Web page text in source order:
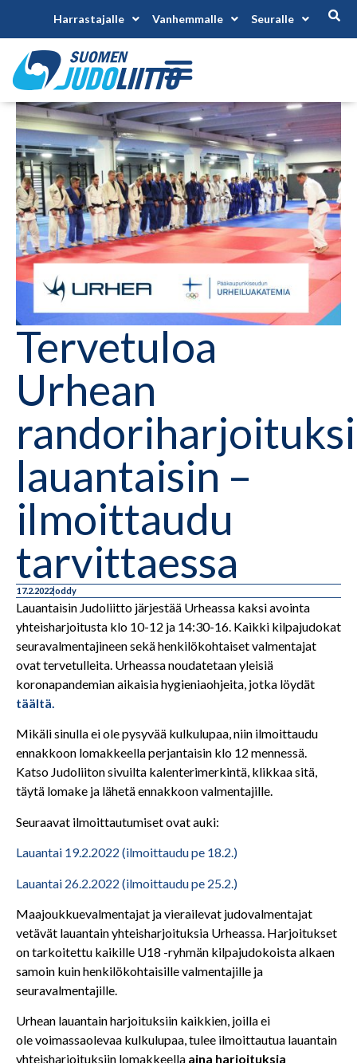
Harrastajalle Vanhemmalle Seuralle
Tervetuloa
Urhean
lauantaisin –
ilmoittaudu
tarvittaessa
17.2.2022oddy
Lauantaisin Judoliitto järjestää Urheassa kaksi avointa
yhteisharjoitusta klo 10-12 ja 14:30-16. Kaikki kilpajudokat
seuravalmentajineen sekä henkilökohtaiset valmentajat
ovat tervetulleita. Urheassa noudatetaan yleisiä
koronapandemian aikaisia hygieniaohjeita, jotka löydät
täältä.
Mikäli sinulla ei ole pysyvää kulkulupaa, niin ilmoittaudu
ennakkoon lomakkeella perjantaisin klo 12 mennessä.
Katso Judoliiton sivuilta kalenterimerkintä, klikkaa sitä,
täytä lomake ja lähetä ennakkoon valmentajille.
Seuraavat ilmoittautumiset ovat auki:
Lauantai 19.2.2022 (ilmoittaudu pe 18.2.)
Lauantai 26.2.2022 (ilmoittaudu pe 25.2.)
Maajoukkuevalmentajat ja vierailevat judovalmentajat
vetävät lauantain yhteisharjoituksia Urheassa. Harjoitukset
on tarkoitettu kaikille U18 -ryhmän kilpajudokoista alkaen
samoin kuin henkilökohtaisille valmentajille ja
seuravalmentajille.
Urhean lauantain harjoituksiin kaikkien, joilla ei
ole voimassaolevaa kulkulupaa, tulee ilmoittautua lauantain
yhteisharjoituksiin lomakkeella aina harjoituksia